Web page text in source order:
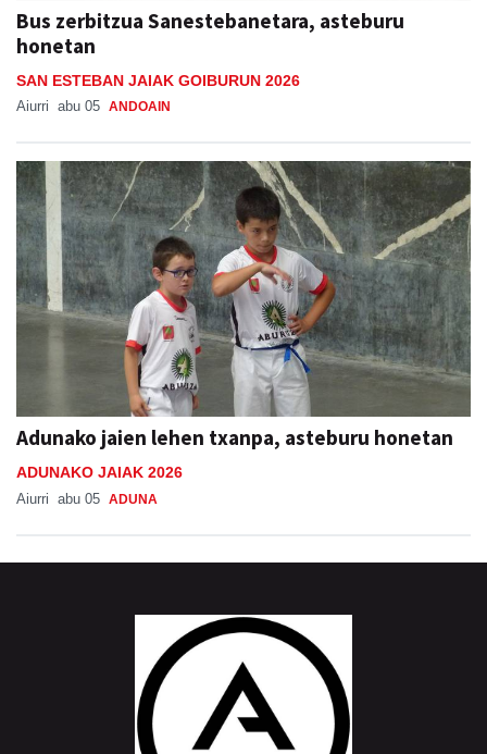
Bus zerbitzua Sanestebanetara, asteburu
honetan
SAN ESTEBAN JAIAK GOIBURUN 2026
Aiurri abu 05 ANDOAIN
Adunako jaien lehen txanpa, asteburu honetan
ADUNAKO JAIAK 2026
Aiurri abu 05 ADUNA